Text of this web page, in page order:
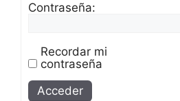
Contraseña:
Recordar mi
contraseña
Alternative:
Acceder